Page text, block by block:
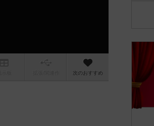
次のおすすめ